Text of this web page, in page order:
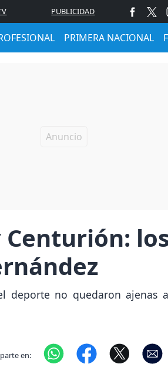
PUBLICIDAD
PRIMERA NACIONAL
deporte no quedaron
en: